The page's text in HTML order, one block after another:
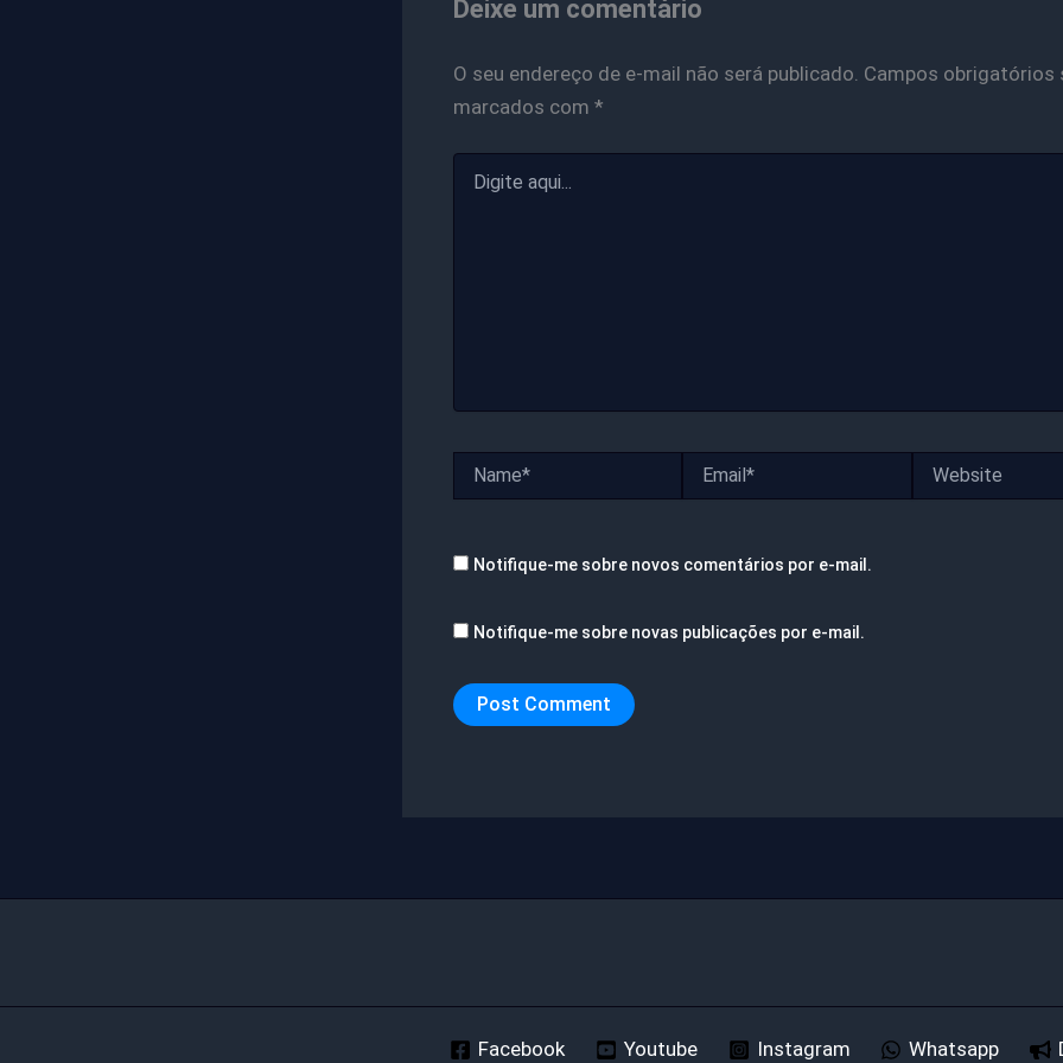
Deixe um comentário
O seu endereço de e-mail não será publicado. Campos obrigatórios
marcados com *
aqui...
Notifique-me sobre novos comentários por e-mail.
Notifique-me sobre novas publicações por e-mail.
Facebook Youtube Instagram Whatsapp